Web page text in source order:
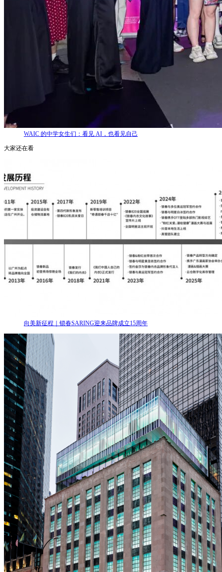
WAIC 的中学女生们：看见 AI，也看见自己
大家还在看
向美新征程｜锁春SARING迎来品牌成立15周年